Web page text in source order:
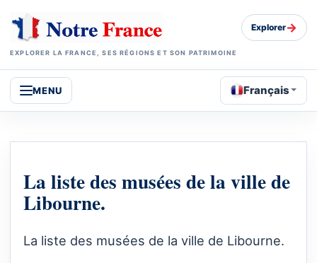
EXPLORER LA FRANCE, SES RÉGIONS ET SON PATRIMOINE
Explorer→
MENU Français
La liste des musées de la ville de
Libourne.
La liste des musées de la ville de Libourne.